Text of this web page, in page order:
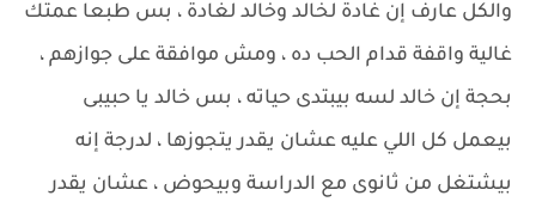
والكل عارف إن غادة لخالد وخالد لغادة ، بس طبعا عمتك
غالية واقفة قدام الحب ده ، ومش موافقة على جوازهم ،
بحجة إن خالد لسه بيبتدى حياته ، بس خالد يا حبيبى
بيعمل كل اللي عليه عشان يقدر يتجوزها ، لدرجة إنه
بيشتغل من ثانوى مع الدراسة وبيحوض ، عشان يقدر